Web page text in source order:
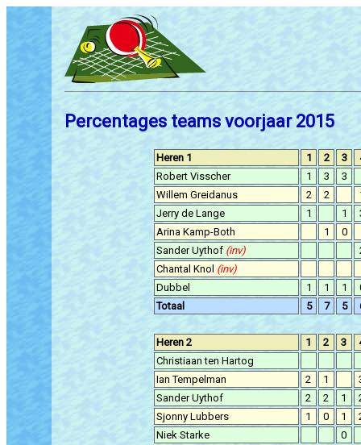
Percentages teams voorjaar 2015
Heren 1 1 2 3
Robert Visscher
1 3
3
Willem Greidanus
2 2
Jerry de Lange
1 1
Arina Kamp-Both
1
0
Sander Uythof (inv)
Chantal Knol (inv)
Dubbel
1 1 1
Totaal
5 7 5
Heren 2 1 2 3
Christiaan ten Hartog
Ian Tempelman
2 1
Sander Uythof
2 2 1
Sjonny Lubbers
1 0 1
Niek Starke
0